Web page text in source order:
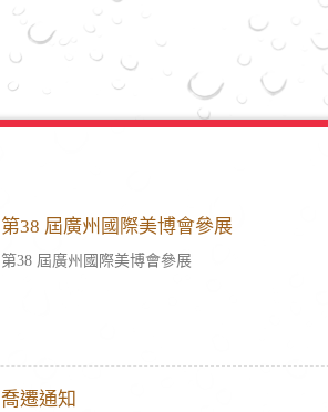
第38 屆廣州國際美博會參展
第38 屆廣州國際美博會參展
喬遷通知